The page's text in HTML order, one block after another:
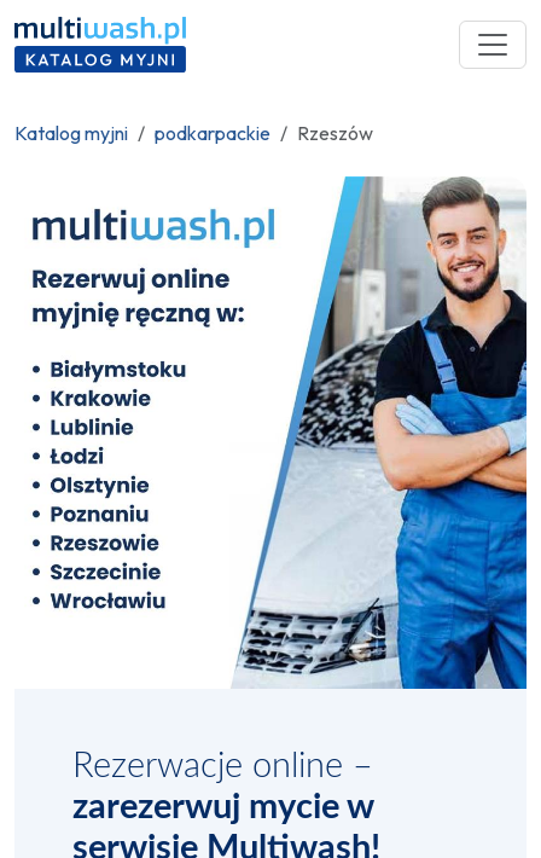
Katalog myjni podkarpackie Rzeszów
Rezerwacje online –
zarezerwuj mycie w
serwisie Multiwash!